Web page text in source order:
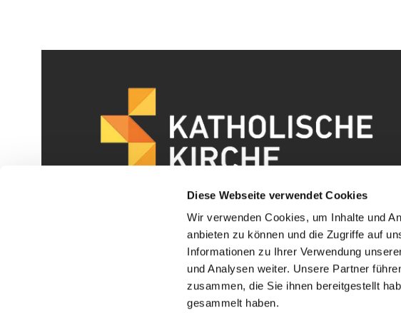
Diese Webseite verwendet Cookies
Wir verwenden Cookies, um Inhalte und
anbieten zu können und die Zugriffe auf
Informationen zu Ihrer Verwendung
und Analysen weiter. Unsere Partner
zusammen, die Sie ihnen bereitgestellt
gesammelt haben.
Impressum